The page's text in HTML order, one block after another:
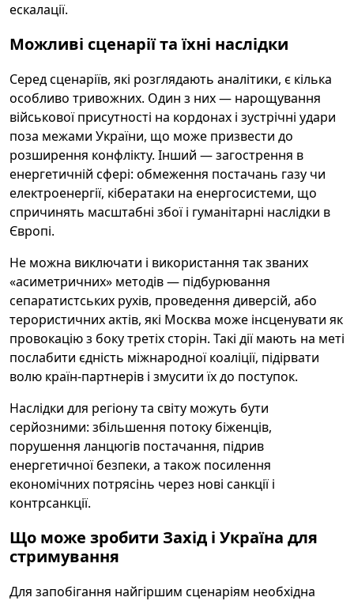
ескалації.
Можливі сценарії та їхні наслідки
Серед сценаріїв, які розглядають аналітики, є кілька
особливо тривожних. Один з них — нарощування
військової присутності на кордонах і зустрічні удари
поза межами України, що може призвести до
розширення конфлікту. Інший — загострення в
енергетичній сфері: обмеження постачань газу чи
електроенергії, кібератаки на енергосистеми, що
спричинять масштабні збої і гуманітарні наслідки в
Європі.
Не можна виключати і використання так званих
«асиметричних» методів — підбурювання
сепаратистських рухів, проведення диверсій, або
терористичних актів, які Москва може інсценувати як
провокацію з боку третіх сторін. Такі дії мають на меті
послабити єдність міжнародної коаліції, підірвати
волю країн-партнерів і змусити їх до поступок.
Наслідки для регіону та світу можуть бути
серйозними: збільшення потоку біженців,
порушення ланцюгів постачання, підрив
енергетичної безпеки, а також посилення
економічних потрясінь через нові санкції і
контрсанкції.
Що може зробити Захід і Україна для
стримування
Для запобігання найгіршим сценаріям необхідна